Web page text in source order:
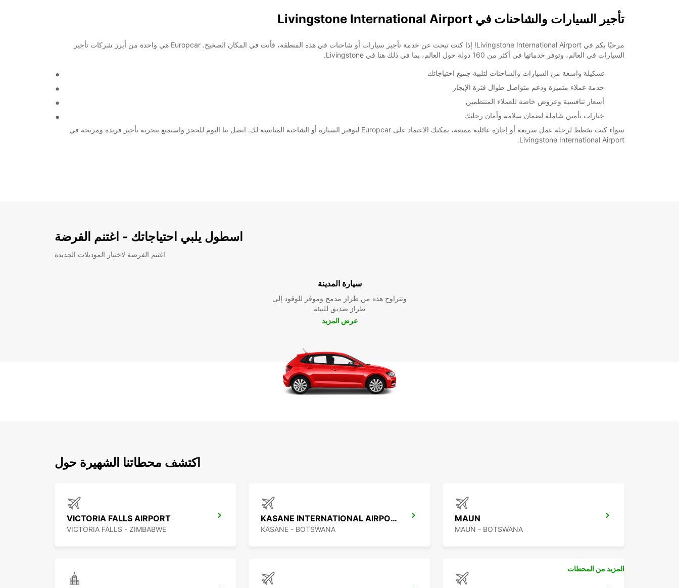
تأجير السيارات والشاحنات في Livingstone International Airport
مرحبًا بكم في Livingstone International Airport! إذا كنت تبحث عن خدمة تأجير سيارات أو شاحنات في هذه المنطقة، فأنت في المكان الصحيح. Europcar هي واحدة من أبرز شركات تأجير
السيارات في العالم، وتوفر خدماتها في أكثر من 160 دولة حول العالم، بما في ذلك هنا في Livingstone.
تشكيلة واسعة من السيارات والشاحنات لتلبية جميع احتياجاتك
خدمة عملاء متميزة ودعم متواصل طوال فترة الإيجار
أسعار تنافسية وعروض خاصة للعملاء المنتظمين
خيارات تأمين شاملة لضمان سلامة وأمان رحلتك
سواء كنت تخطط لرحلة عمل سريعة أو إجازة عائلية ممتعة، يمكنك الاعتماد على Europcar لتوفير السيارة أو الشاحنة المناسبة لك. اتصل بنا اليوم للحجز واستمتع بتجربة تأجير فريدة ومريحة في
Livingstone International Airport.
اسطول يلبي احتياجاتك - اغتنم الفرضة
اغتنم الفرصة لاختبار الموديلات الجديدة
سيارة المدينة
وتتراوح هذه من طراز مدمج وموفر للوقود إلى
طراز صديق للبيئة
عرض المزيد
اكتشف محطاتنا الشهيرة حول
VICTORIA FALLS AIRPORT
VICTORIA FALLS - ZIMBABWE
KASANE INTERNATIONAL AIRPORT
KASANE - BOTSWANA
MAUN
MAUN - BOTSWANA
المزيد من المحطات